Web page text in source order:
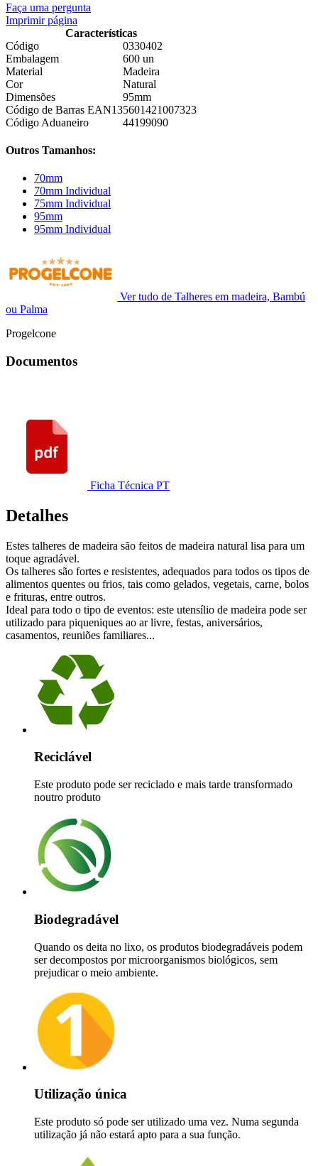
Faça uma pergunta
Imprimir página
Características
Código
0330402
Embalagem
600 un
Material
Madeira
Cor
Natural
Dimensões
95mm
Código de Barras EAN135601421007323
Código Aduaneiro
44199090
Outros Tamanhos:
70mm
70mm Individual
75mm Individual
95mm
95mm Individual
Ver tudo de Talheres em madeira, Bambú
ou Palma
Progelcone
Documentos
Ficha Técnica PT
Detalhes
Estes talheres de madeira são feitos de madeira natural lisa para um
toque agradável.
Os talheres são fortes e resistentes, adequados para todos os tipos de
alimentos quentes ou frios, tais como gelados, vegetais, carne, bolos
e frituras, entre outros.
Ideal para todo o tipo de eventos: este utensílio de madeira pode ser
utilizado para piqueniques ao ar livre, festas, aniversários,
casamentos, reuniões familiares...
Reciclável
Este produto pode ser reciclado e mais tarde transformado
noutro produto
Biodegradável
Quando os deita no lixo, os produtos biodegradáveis podem
ser decompostos por microorganismos biológicos, sem
prejudicar o meio ambiente.
Utilização única
Este produto só pode ser utilizado uma vez. Numa segunda
utilização já não estará apto para a sua função.